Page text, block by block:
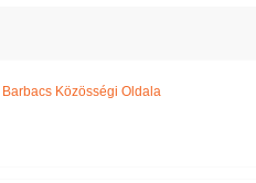
Barbacs Közösségi Oldala